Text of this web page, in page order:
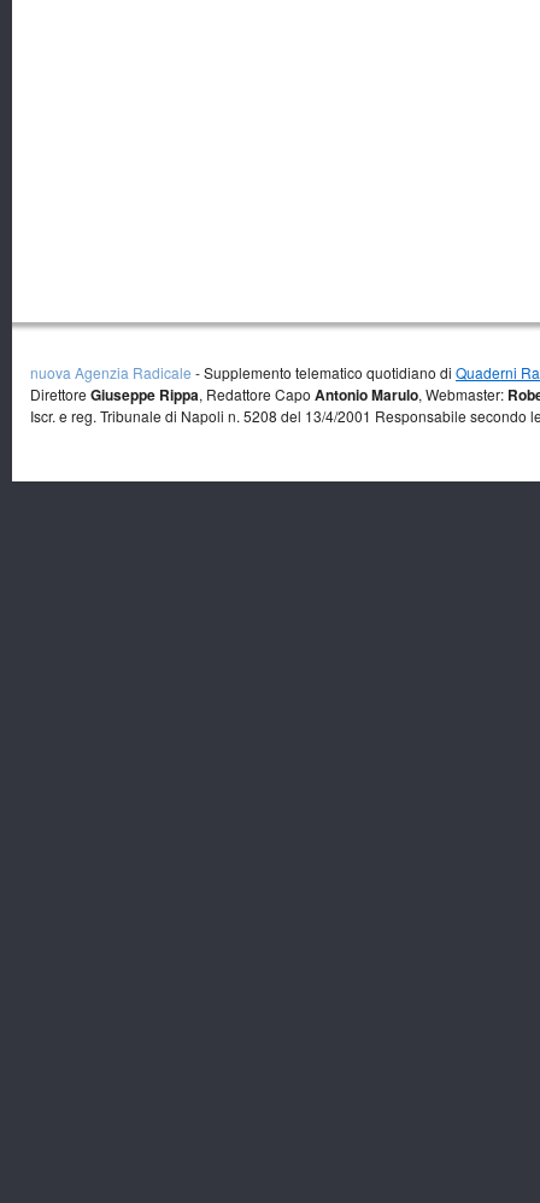
nuova Agenzia Radicale - Supplemento telematico quotidiano di Quaderni
Direttore Giuseppe Rippa, Redattore Capo Antonio Marulo, Webmaster:
Iscr. e reg. Tribunale di Napoli n. 5208 del 13/4/2001 Responsabile secondo